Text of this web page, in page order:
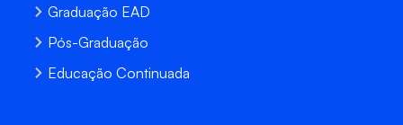
Graduação EAD
Pós-Graduação
Educação Continuada